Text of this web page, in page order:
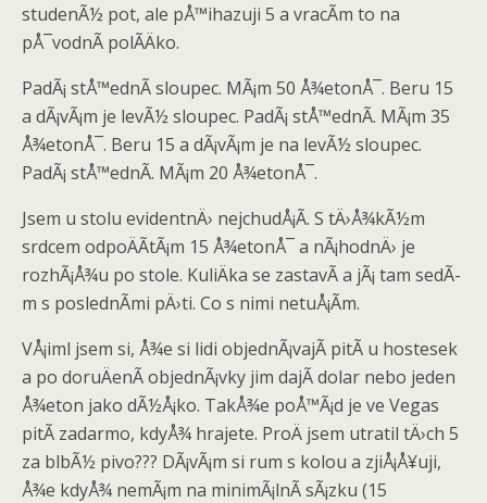
studenÃ½ pot, ale pÅ™ihazuji 5 a vracÃ­m to na
pÅ¯vodnÃ­ polÃ­Äko.
PadÃ¡ stÅ™ednÃ­ sloupec. MÃ¡m 50 Å¾etonÅ¯. Beru 15
a dÃ¡vÃ¡m je levÃ½ sloupec. PadÃ¡ stÅ™ednÃ­. MÃ¡m 35
Å¾etonÅ¯. Beru 15 a dÃ¡vÃ¡m je na levÃ½ sloupec.
PadÃ¡ stÅ™ednÃ­. MÃ¡m 20 Å¾etonÅ¯.
Jsem u stolu evidentnÄ› nejchudÅ¡Ã­. S tÄ›Å¾kÃ½m
srdcem odpoÄÃ­tÃ¡m 15 Å¾etonÅ¯ a nÃ¡hodnÄ› je
rozhÃ¡Å¾u po stole. KuliÄka se zastavÃ­ a jÃ¡ tam sedÃ­
m s poslednÃ­mi pÄ›ti. Co s nimi netuÅ¡Ã­m.
VÅ¡iml jsem si, Å¾e si lidi objednÃ¡vajÃ­ pitÃ­ u hostesek
a po doruÄenÃ­ objednÃ¡vky jim dajÃ­ dolar nebo jeden
Å¾eton jako dÃ½Å¡ko. TakÅ¾e poÅ™Ã¡d je ve Vegas
pitÃ­ zadarmo, kdyÅ¾ hrajete. ProÄ jsem utratil tÄ›ch 5
za blbÃ½ pivo??? DÃ¡vÃ¡m si rum s kolou a zjiÅ¡Å¥uji,
Å¾e kdyÅ¾ nemÃ¡m na minimÃ¡lnÃ­ sÃ¡zku (15